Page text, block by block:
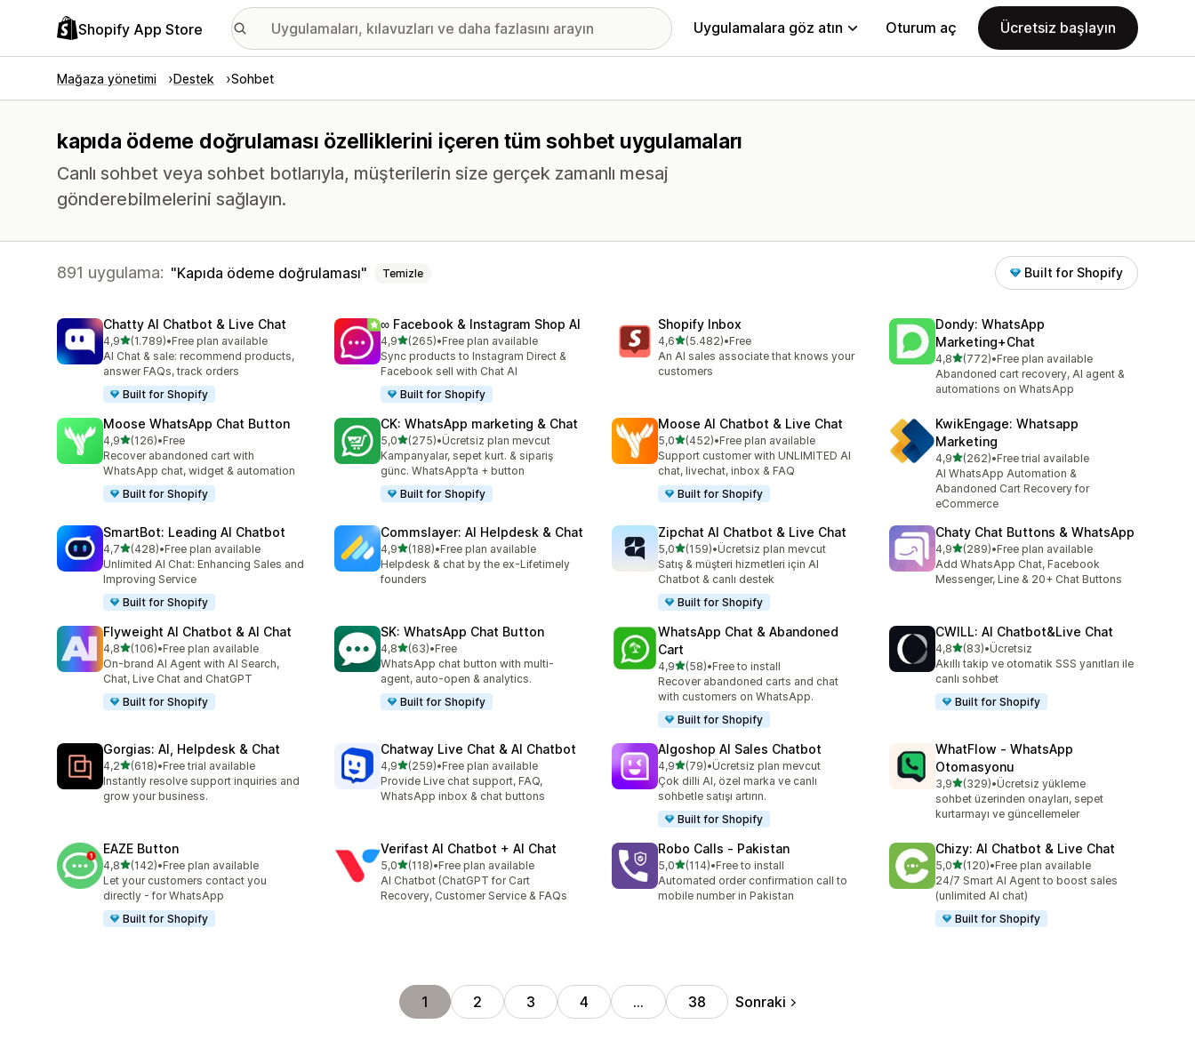
Shopify App Store Uygulamalara göz atın Oturum aç Ücretsiz başlayın
Mağaza yönetimi Destek Sohbet
kapıda ödeme doğrulaması özelliklerini içeren tüm sohbet uygulamaları
Canlı sohbet veya sohbet botlarıyla, müşterilerin size gerçek zamanlı mesaj
gönderebilmelerini sağlayın.
891 uygulama: Kapıda ödeme doğrulaması Temizle Built for Shopify
Chatty AI Chatbot & Live Chat
4,95 yıldız üzerinden
(1.789)
toplam 1789 değerlendirme
•Free plan available
AI Chat & sale: recommend products,
answer FAQs, track orders
Built for Shopify
∞ Facebook & Instagram Shop AI
4,95 yıldız üzerinden
(265)
toplam 265 değerlendirme
•Free plan available
Sync products to Instagram Direct &
Facebook sell with Chat AI
Built for Shopify
Shopify Inbox
4,65 yıldız üzerinden
(5.482)
toplam 5482 değerlendirme
•Free
An AI sales associate that knows your
customers
Dondy: WhatsApp
Marketing+Chat
4,85 yıldız üzerinden
(772)
toplam 772 değerlendirme
•Free plan available
Abandoned cart recovery, AI agent &
automations on WhatsApp
Moose WhatsApp Chat Button
4,95 yıldız üzerinden
(126)
toplam 126 değerlendirme
•Free
Recover abandoned cart with
WhatsApp chat, widget & automation
Built for Shopify
CK: WhatsApp marketing & Chat
5,05 yıldız üzerinden
(275)
toplam 275 değerlendirme
•Ücretsiz plan mevcut
Kampanyalar, sepet kurt. & sipariş
günc. WhatsApp’ta + button
Built for Shopify
Moose AI Chatbot & Live Chat
5,05 yıldız üzerinden
(452)
toplam 452 değerlendirme
•Free plan available
Support customer with UNLIMITED AI
chat, livechat, inbox & FAQ
Built for Shopify
KwikEngage: Whatsapp
Marketing
4,95 yıldız üzerinden
(262)
toplam 262 değerlendirme
•Free trial available
AI WhatsApp Automation &
Abandoned Cart Recovery for
eCommerce
SmartBot: Leading AI Chatbot
4,75 yıldız üzerinden
(428)
toplam 428 değerlendirme
•Free plan available
Unlimited AI Chat: Enhancing Sales and
Improving Service
Built for Shopify
Commslayer: AI Helpdesk & Chat
4,95 yıldız üzerinden
(188)
toplam 188 değerlendirme
•Free plan available
Helpdesk & chat by the ex-Lifetimely
founders
Zipchat AI Chatbot & Live Chat
5,05 yıldız üzerinden
(159)
toplam 159 değerlendirme
•Ücretsiz plan mevcut
Satış & müşteri hizmetleri için AI
Chatbot & canlı destek
Built for Shopify
Chaty Chat Buttons & WhatsApp
4,95 yıldız üzerinden
(289)
toplam 289 değerlendirme
•Free plan available
Add WhatsApp Chat, Facebook
Messenger, Line & 20+ Chat Buttons
Flyweight AI Chatbot & AI Chat
4,85 yıldız üzerinden
(106)
toplam 106 değerlendirme
•Free plan available
On-brand AI Agent with AI Search,
Chat, Live Chat and ChatGPT
Built for Shopify
SK: WhatsApp Chat Button
4,85 yıldız üzerinden
(63)
toplam 63 değerlendirme
•Free
WhatsApp chat button with multi-
agent, auto-open & analytics.
Built for Shopify
WhatsApp Chat & Abandoned
Cart
4,95 yıldız üzerinden
(58)
toplam 58 değerlendirme
•Free to install
Recover abandoned carts and chat
with customers on WhatsApp.
Built for Shopify
CWILL: AI Chatbot&Live Chat
4,85 yıldız üzerinden
(83)
toplam 83 değerlendirme
•Ücretsiz
Akıllı takip ve otomatik SSS yanıtları ile
canlı sohbet
Built for Shopify
Gorgias: AI, Helpdesk & Chat
4,25 yıldız üzerinden
(618)
toplam 618 değerlendirme
•Free trial available
Instantly resolve support inquiries and
grow your business.
Chatway Live Chat & AI Chatbot
4,95 yıldız üzerinden
(259)
toplam 259 değerlendirme
•Free plan available
Provide Live chat support, FAQ,
WhatsApp inbox & chat buttons
Algoshop AI Sales Chatbot
4,95 yıldız üzerinden
(79)
toplam 79 değerlendirme
•Ücretsiz plan mevcut
Çok dilli AI, özel marka ve canlı
sohbetle satışı artırın.
Built for Shopify
WhatFlow ‑ WhatsApp
Otomasyonu
3,95 yıldız üzerinden
(329)
toplam 329 değerlendirme
•Ücretsiz yükleme
sohbet üzerinden onayları, sepet
kurtarmayı ve güncellemeler
EAZE Button
4,85 yıldız üzerinden
(142)
toplam 142 değerlendirme
•Free plan available
Let your customers contact you
directly - for WhatsApp
Built for Shopify
Verifast AI Chatbot + AI Chat
5,05 yıldız üzerinden
(118)
toplam 118 değerlendirme
•Free plan available
AI Chatbot (ChatGPT for Cart
Recovery, Customer Service & FAQs
Robo Calls ‑ Pakistan
5,05 yıldız üzerinden
(114)
toplam 114 değerlendirme
•Free to install
Automated order confirmation call to
mobile number in Pakistan
Chizy: AI Chatbot & Live Chat
5,05 yıldız üzerinden
(120)
toplam 120 değerlendirme
•Free plan available
24/7 Smart AI Agent to boost sales
(unlimited AI chat)
Built for Shopify
1 2 3 4 … 38 Sonraki